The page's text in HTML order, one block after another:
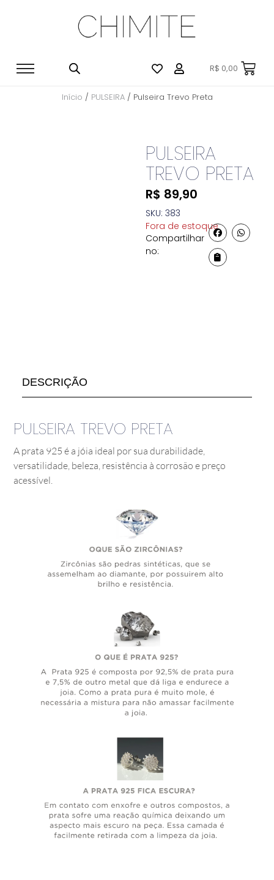
R$ 0,00
Início / PULSEIRA/ Pulseira Trevo Preta
PULSEIRA
TREVO PRETA
R$ 89,90
SKU: 383
Fora de estoque
Compartilhar
no:
DESCRIÇÃO
PULSEIRA TREVO PRETA
A prata 925 é a jóia ideal por sua durabilidade,
versatilidade, beleza, resistência à corrosão e preço
acessível.